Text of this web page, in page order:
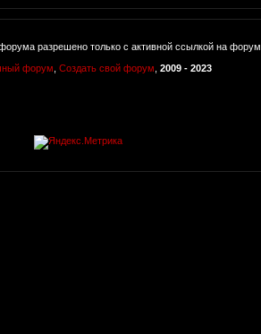
разрешено только с активной ссылкой на форум.
форум Создать свой форум 2009 - 2023